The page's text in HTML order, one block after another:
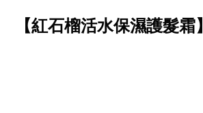
【紅石榴活水保濕護髮霜】